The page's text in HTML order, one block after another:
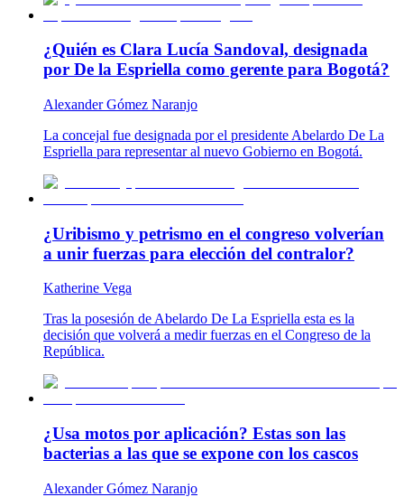
¿Quién es Clara Lucía Sandoval, designada
por De la Espriella como gerente para Bogotá?
Alexander Gómez Naranjo
La concejal fue designada por el presidente Abelardo De La
Espriella para representar al nuevo Gobierno en Bogotá.
¿Uribismo y petrismo en el congreso volverían
a unir fuerzas para elección del contralor?
Katherine Vega
Tras la posesión de Abelardo De La Espriella esta es la
decisión que volverá a medir fuerzas en el Congreso de la
República.
¿Usa motos por aplicación? Estas son las
bacterias a las que se expone con los cascos
Alexander Gómez Naranjo